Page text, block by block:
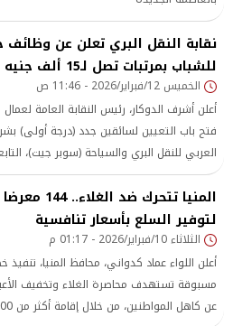
نقابة النقل البري تعلن عن وظائف
للشباب بمرتبات تصل لـ15 ألف جنيه
الخميس 12/فبراير/2026 - 11:46 ص
أعلن أشرف الدوكار، رئيس النقابة العامة لعمال
فتح باب التعيين لسائقين جدد (درجة أولى)
العربي للنقل البري والسياحة (سوبر جيت)،
وذلك للعمل على الخطوط الداخلية لجمهورية
المنيا تتحرك ضد
لتوفير السلع بأسعار تنافسية
الثلاثاء 10/فبراير/2026 - 01:17 م
أعلن اللواء عماد كدواني، محافظ المنيا،
مسبوقة تستهدف محاصرة الغلاء وتخفيف